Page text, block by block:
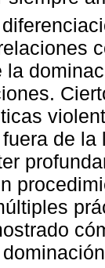
fuera de